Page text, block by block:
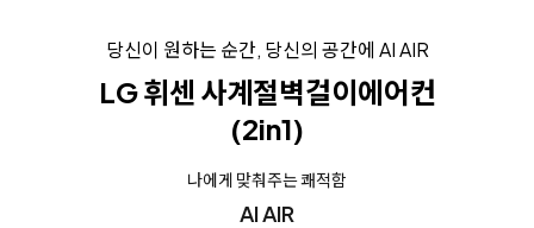
당신이 원하는 순간, 당신의 공간에 AI AIR
LG 휘센 사계절벽걸이에어컨
(2in1)
나에게 맞춰주는 쾌적함
AI AIR